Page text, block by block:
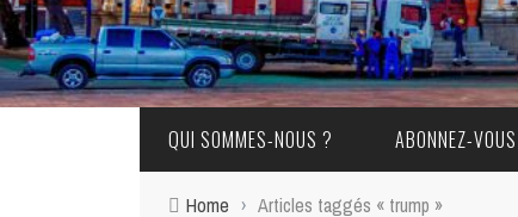
QUI SOMMES-NOUS ? ABONNEZ-
Home › Articles taggés « trump »